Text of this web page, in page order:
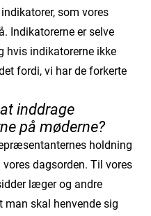
som vores
Indikatorerne er selve
hvis indikatorerne ikke
fordi, vi har de forkerte
inddrage
på møderne?
holdning
dagsorden. Til vores
læger og andre
man skal henvende sig